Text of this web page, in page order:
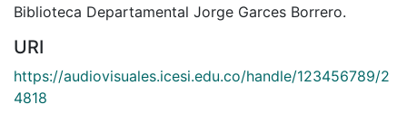
Biblioteca Departamental Jorge Garces Borrero.
URI
https://audiovisuales.icesi.edu.co/handle/123456789/2
4818